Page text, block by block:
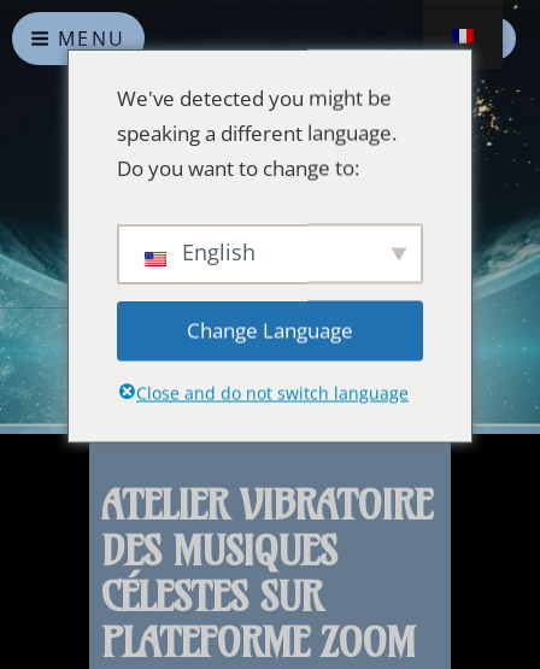
MENU
Alliances Célestes
Que la paix prévale sur la Terre et dans l'Univers
ATELIER VIBRATOIRE
DES MUSIQUES
CÉLESTES SUR
PLATEFORME ZOOM
We've detected you might be
speaking a different language.
Do you want to change to:
English
Change Language
Close and do not switch language